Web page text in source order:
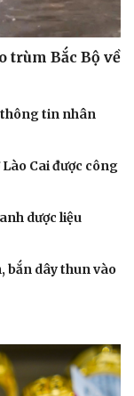
trùm Bắc Bộ về
thông tin nhân
Cai được công
dược liệu
bắn dây thun vào